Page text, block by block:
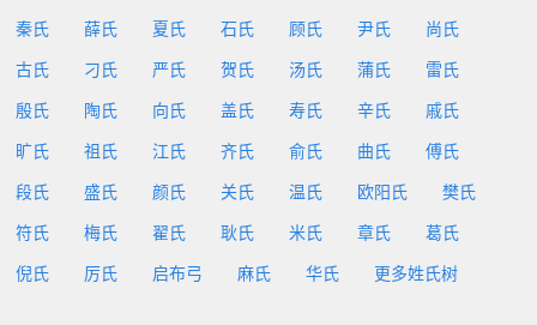
秦氏 薛氏 夏氏 石氏 顾氏 尹氏 尚氏
古氏 刁氏 严氏 贺氏 汤氏 蒲氏 雷氏
殷氏 陶氏 向氏 盖氏 寿氏 辛氏 戚氏
旷氏 祖氏 江氏 齐氏 俞氏 曲氏 傅氏
段氏 盛氏 颜氏 关氏 温氏 欧阳氏 樊氏
符氏 梅氏 翟氏 耿氏 米氏 章氏 葛氏
倪氏 厉氏 启布弓 麻氏 华氏 更多姓氏树